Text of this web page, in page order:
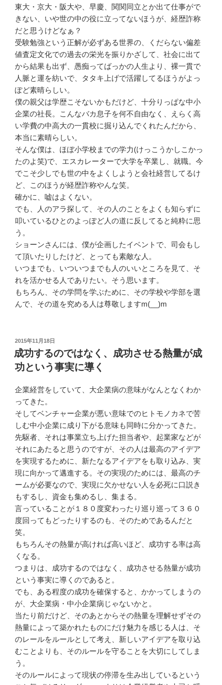
東大・京大・阪大や、早慶、関関同立とか出て仕事がで
きない、いや世の中の役に立ってないほうが、経歴詐称
だと思うけどなぁ？
受験勉強という正解が必ずある世界の、くだらない偏差
値査定文化での過去の栄光を振りかざして、社会に出て
から結果も出ず、愚痴ってばっかの人生より、裸一貫で
人脈と運を紡いで、タタキ上げで活躍してるほうがよっ
ぽど素晴らしい。
僕の親父は学歴こそないかもだけど、十分りっぱな中小
企業の社長。こんなバカ息子を何不自由なく、えらく高
い学費の中高大の一貫校に掘り込んでくれたんだから、
本当に素晴らしい。
そんな僕は、ほぼ小学校までの学力(けっこうかしこかっ
たのよ笑)で、エスカレーターで大学を卒業し、就職。今
でこそ少しでも世の中をよくしようと会社経営してるけ
ど、このほうが経歴詐称やんな笑。
確かに、嘘はよくない。
でも、人のアラ探して、その人のことをよくも知らずに
叩いているひとのよっぽど人の道に反してると純粋に思
う。
ショーンさんには、僕が企画したイベントで、司会もし
て頂いたりしたけど、とっても素敵な人。
いつまでも、いついつまでも人のいいところを見て、そ
れを活かせる人でありたい。そう思います。
もちろん、その学問を学ぶために、その学校や学部を選
んで、その道を究める人は尊敬しますm(__)m
投
稿
日:
2015年11月18日
成功するのではなく、成功させる熱量が成
功という事実に導く
企業経営をしていて、大企業病の意味がなんとなくわか
ってきた。
そしてベンチャー企業が悪い意味でのヒトモノカネで苦
しむ中小企業に成り下がる意味も同時に分かってきた。
先駆者、それは事業立ち上げた担当者や、起業家などが
それにあたると思うのですが、その人は最高のアイデア
を実現するために、新たなるアイデアをも取り込み、実
現に向かって邁進する。その実現のためには、最高のチ
ームが必要なので、実現に欠かせない人を必死に口説き
もするし、資金も集めるし、集まる。
言っていることが１８０度変わったり巡り巡って３６０
度回ってもどったりするのも、そのためであるんだと
笑。
もちろんその熱量が高ければ高いほど、成功する率は高
くなる。
つまりは、成功するのではなく、成功させる熱量が成功
という事実に導くのであると。
でも、ある程度の成功を確保すると、かかってしまうの
が、大企業病・中小企業病じゃないかと。
当たり前だけど、そのあとからその熱量を理解せずその
熱量によって築かれたものにだけ魅力を感じる人は、そ
のレールをルールとして考え、新しいアイデアを取り込
むことよりも、そのルールを守ることを大切にしてしま
う。
そのルールによって現状の停滞を生み出しているという